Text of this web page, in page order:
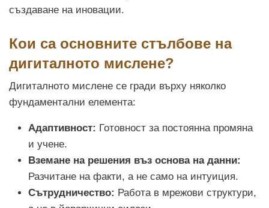
създаване на иновации.
Кои са основните стълбове на
дигиталното мислене?
Дигиталното мислене се гради върху няколко
фундаментални елемента:
Адаптивност: Готовност за постоянна промяна
и учене.
Вземане на решения въз основа на данни:
Разчитане на факти, а не само на интуиция.
Сътрудничество: Работа в мрежови структури,